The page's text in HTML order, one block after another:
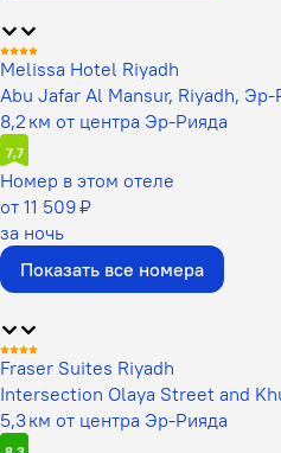
Melissa Hotel Riyadh
Abu Jafar Al Mansur, Riyadh, Эр-
8,2 км от центра Эр-Рияда
7,7
Номер в этом отеле
от 11 509 ₽
за ночь
Показать все номера
Fraser Suites Riyadh
Intersection Olaya Street and
5,3 км от центра Эр-Рияда